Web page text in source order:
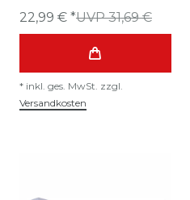
UVP 31,69 €
22,99 € *
* inkl. ges. MwSt. zzgl.
Versandkosten